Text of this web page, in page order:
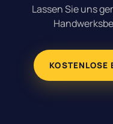
Lassen Sie uns
KOSTENLOSE